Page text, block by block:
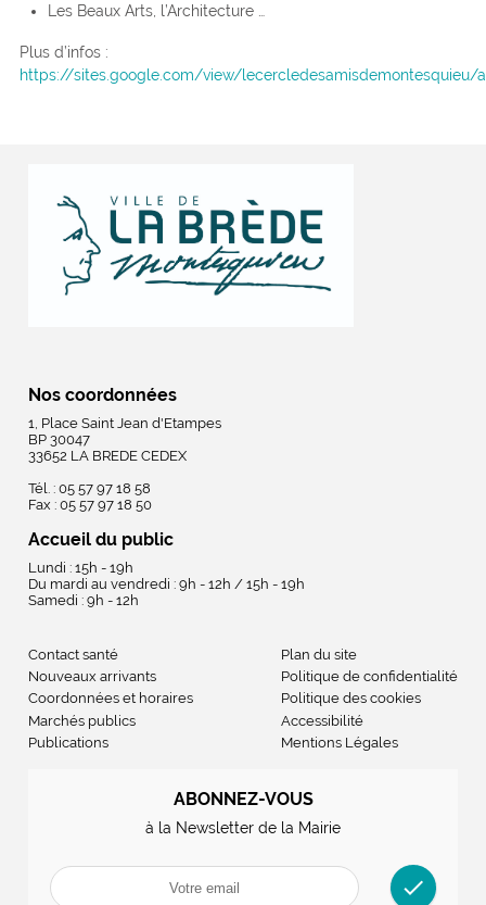
Les Beaux Arts, l’Architecture …
Plus d’infos :
https://sites.google.com/view/lecercledesamisdemontesquieu/
Nos coordonnées
1, Place Saint Jean d'Etampes
BP 30047
33652 LA BREDE CEDEX
Tél. : 05 57 97 18 58
Fax : 05 57 97 18 50
Accueil du public
Lundi : 15h - 19h
Du mardi au vendredi : 9h - 12h / 15h - 19h
Samedi : 9h - 12h
Contact santé
Nouveaux arrivants
Coordonnées et horaires
Marchés publics
Publications
Plan du site
Politique de confidentialité
Politique des cookies
Accessibilité
Mentions Légales
ABONNEZ-VOUS
à la Newsletter de la Mairie
check